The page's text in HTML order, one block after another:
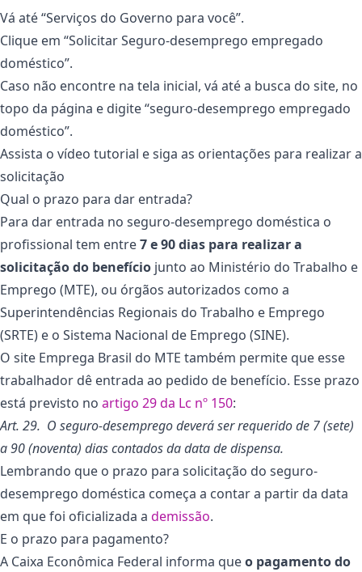
Vá até “Serviços do Governo para você”.
Clique em “Solicitar Seguro-desemprego empregado
doméstico”.
Caso não encontre na tela inicial, vá até a busca do site, no
topo da página e digite “seguro-desemprego empregado
doméstico”.
Assista o vídeo tutorial e siga as orientações para realizar a
solicitação
Qual o prazo para dar entrada?
Para dar entrada no seguro-desemprego doméstica o
profissional tem entre7 e 90 dias para realizar a
solicitação do benefício junto ao Ministério do Trabalho e
Emprego (MTE), ou órgãos autorizados como a
Superintendências Regionais do Trabalho e Emprego
(SRTE) e o Sistema Nacional de Emprego (SINE).
O site Emprega Brasil do MTE também permite que esse
trabalhador dê entrada ao pedido de benefício. Esse prazo
está previsto no artigo 29 da Lc nº 150:
Art. 29. O seguro-desemprego deverá ser requerido de 7 (sete)
a 90 (noventa) dias contados da data de dispensa.
Lembrando que o prazo para solicitação do seguro-
desemprego doméstica começa a contar a partir da data
em que foi oficializada a demissão.
E o prazo para pagamento?
A Caixa Econômica Federal informa queo pagamento do